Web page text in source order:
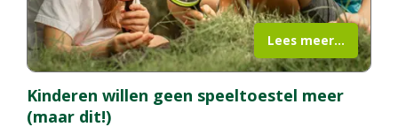
Kinderen willen geen speeltoestel meer
(maar dit!)
Lees meer...